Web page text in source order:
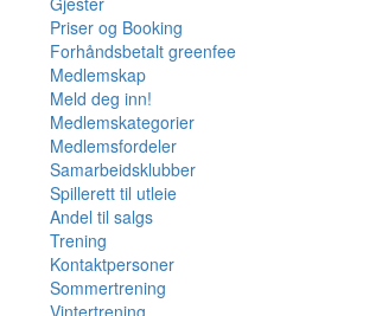
Priser og Booking
Forhåndsbetalt greenfee
Medlemskap
Meld deg inn!
Medlemskategorier
Medlemsfordeler
Samarbeidsklubber
Spillerett til utleie
Andel til salgs
Trening
Kontaktpersoner
Sommertrening
Vintertrening